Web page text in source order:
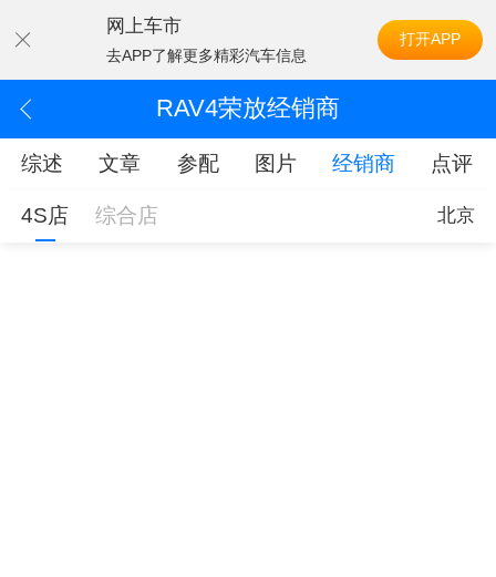
网上车市
去APP了解更多精彩汽车信息
打开APP
RAV4荣放经销商
综述 文章 参配 图片 经销商 点评
4S店 综合店 北京